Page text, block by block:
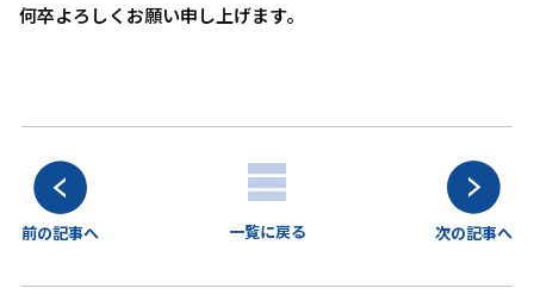
何卒よろしくお願い申し上げます。
前の記事へ 一覧に戻る 次の記事へ